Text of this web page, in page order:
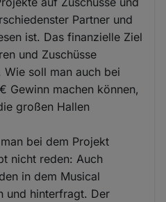
Partner und
ist. Das finanzielle Ziel
und Zuschüsse
soll man auch bei
Gewinn machen können,
großen Hallen
bei dem Projekt
nicht reden: Auch
in dem Musical
und hinterfragt. Der